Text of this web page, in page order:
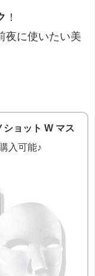
！
夜に使いたい美
ョット W マス
入可能♪